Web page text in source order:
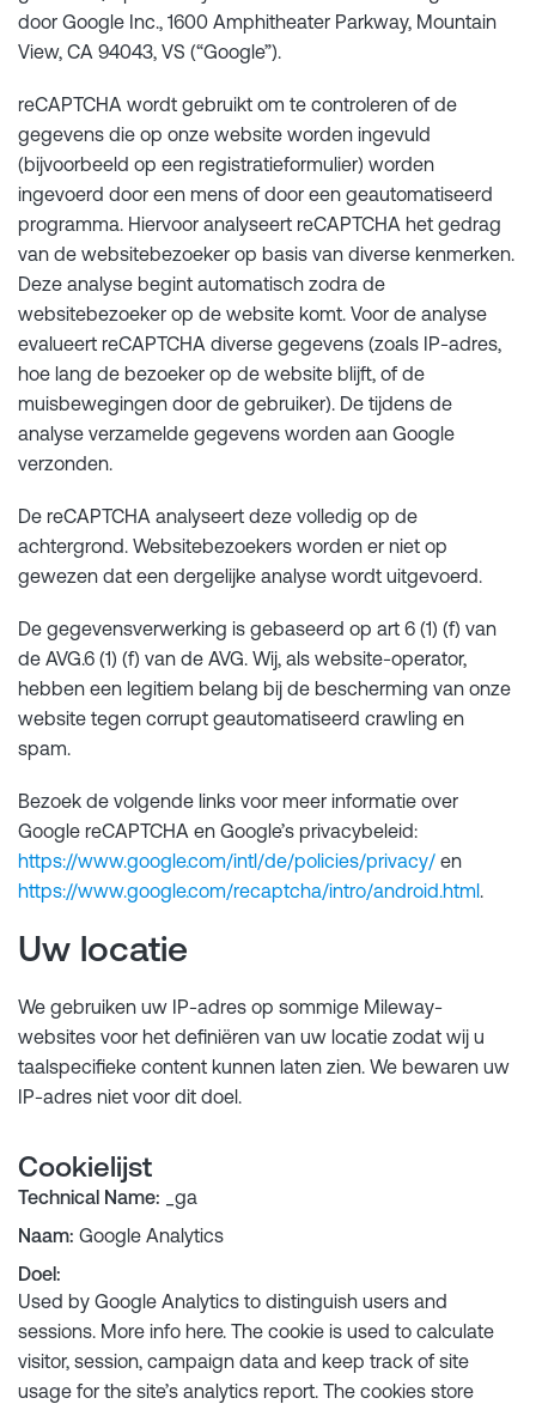
door Google Inc., 1600 Amphitheater Parkway, Mountain
View, CA 94043, VS (“Google”).
reCAPTCHA wordt gebruikt om te controleren of de
gegevens die op onze website worden ingevuld
(bijvoorbeeld op een registratieformulier) worden
ingevoerd door een mens of door een geautomatiseerd
programma. Hiervoor analyseert reCAPTCHA het gedrag
van de websitebezoeker op basis van diverse kenmerken.
Deze analyse begint automatisch zodra de
websitebezoeker op de website komt. Voor de analyse
evalueert reCAPTCHA diverse gegevens (zoals IP-adres,
hoe lang de bezoeker op de website blijft, of de
muisbewegingen door de gebruiker). De tijdens de
analyse verzamelde gegevens worden aan Google
verzonden.
De reCAPTCHA analyseert deze volledig op de
achtergrond. Websitebezoekers worden er niet op
gewezen dat een dergelijke analyse wordt uitgevoerd.
De gegevensverwerking is gebaseerd op art 6 (1) (f) van
de AVG.6 (1) (f) van de AVG. Wij, als website-operator,
hebben een legitiem belang bij de bescherming van onze
website tegen corrupt geautomatiseerd crawling en
spam.
Bezoek de volgende links voor meer informatie over
Google reCAPTCHA en Google’s privacybeleid:
https://www.google.com/intl/de/policies/privacy/ en
https://www.google.com/recaptcha/intro/android.html.
Uw locatie
We gebruiken uw IP-adres op sommige Mileway-
websites voor het definiëren van uw locatie zodat wij u
taalspecifieke content kunnen laten zien. We bewaren uw
IP-adres niet voor dit doel.
Cookielijst
Technical Name:
_ga
Naam: Google Analytics
Doel:
Used by Google Analytics to distinguish users and
sessions. More info here. The cookie is used to calculate
visitor, session, campaign data and keep track of site
usage for the site’s analytics report. The cookies store